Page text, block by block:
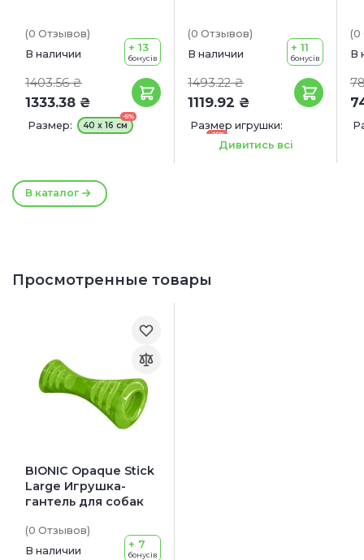
В каталог
(0 Отзывов)
В наличии
1403.56 ₴
1333.38 ₴
+ 13
бонусів
Размер:
-5%
40 x 16 см
(0 Отзывов)
В наличии
1493.22 ₴
1119.92 ₴
+ 11
бонусів
Размер игрушки:
-25%
Дивитись всі
(0
В
Просмотренные товары
BIONIC Opaque Stick
Large Игрушка-
гантель для собак
(0 Отзывов)
В наличии
+ 7
бонусів